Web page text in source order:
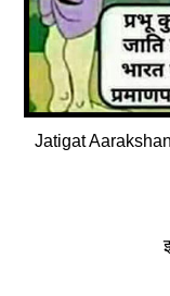
Jatigat